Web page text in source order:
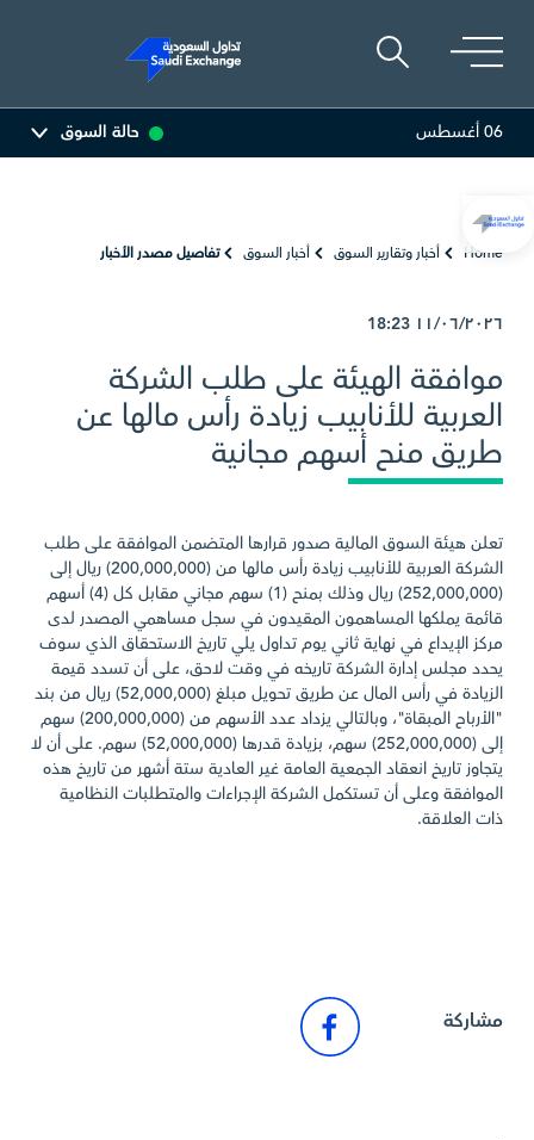
06 أغسطس حالة السوق
Home أخبار وتقارير السوق أخبار السوق تفاصيل مصدر الأخبار
١١/٠٦/٢٠٢٦
موافقة الهيئة على طلب الشركة
العربية للأنابيب زيادة رأس مالها عن
طريق منح أسهم مجانية
تعلن هيئة السوق المالية صدور قرارها المتضمن الموافقة على طلب
الشركة العربية للأنابيب زيادة رأس مالها من (200,000,000) ريال إلى
(252,000,000) ريال وذلك بمنح (1) سهم مجاني مقابل كل (4) أسهم
قائمة يملكها المساهمون المقيدون في سجل مساهمي المصدر لدى
مركز الإيداع في نهاية ثاني يوم تداول يلي تاريخ الاستحقاق الذي سوف
يحدد مجلس إدارة الشركة تاريخه في وقت لاحق، على أن تسدد قيمة
الزيادة في رأس المال عن طريق تحويل مبلغ (52,000,000) ريال من بند
"الأرباح المبقاة"، وبالتالي يزداد عدد الأسهم من (200,000,000) سهم
إلى (252,000,000) سهم، بزيادة قدرها (52,000,000) سهم. على أن لا
يتجاوز تاريخ انعقاد الجمعية العامة غير العادية ستة أشهر من تاريخ هذه
الموافقة وعلى أن تستكمل الشركة الإجراءات والمتطلبات النظامية
ذات العلاقة.
مشاركة